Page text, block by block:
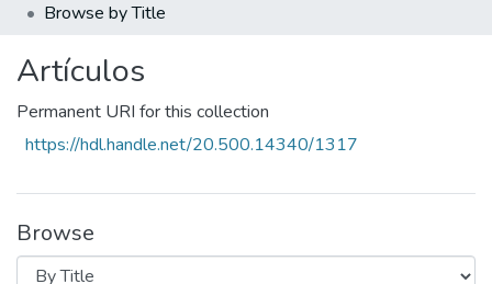
&
All of RIUFLO
Browse by Title
Artículos
Permanent URI for this collection
https://hdl.handle.net/20.500.14340/1317
Browse